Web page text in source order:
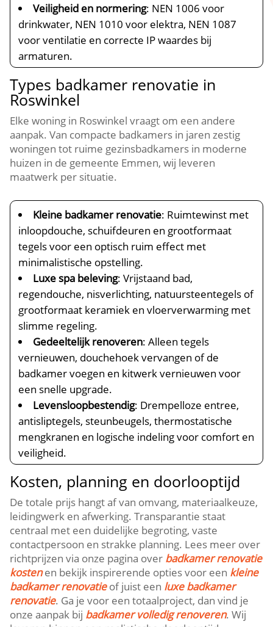
Veiligheid en normering: NEN 1006 voor
drinkwater, NEN 1010 voor elektra, NEN 1087
voor ventilatie en correcte IP waardes bij
armaturen.
Types badkamer renovatie in
Roswinkel
Elke woning in Roswinkel vraagt om een andere
aanpak. Van compacte badkamers in jaren zestig
woningen tot ruime gezinsbadkamers in moderne
huizen in de gemeente Emmen, wij leveren
maatwerk per situatie.
Kleine badkamer renovatie: Ruimtewinst met
inloopdouche, schuifdeuren en grootformaat
tegels voor een optisch ruim effect met
minimalistische opstelling.
Luxe spa beleving: Vrijstaand bad,
regendouche, nisverlichting, natuursteentegels of
grootformaat keramiek en vloerverwarming met
slimme regeling.
Gedeeltelijk renoveren: Alleen tegels
vernieuwen, douchehoek vervangen of de
badkamer voegen en kitwerk vernieuwen voor
een snelle upgrade.
Levensloopbestendig: Drempelloze entree,
antisliptegels, steunbeugels, thermostatische
mengkranen en logische indeling voor comfort en
veiligheid.
Kosten, planning en doorlooptijd
De totale prijs hangt af van omvang, materiaalkeuze,
leidingwerk en afwerking. Transparantie staat
centraal met een duidelijke begroting, vaste
contactpersoon en strakke planning. Lees meer over
richtprijzen via onze pagina over badkamer renovatie
kostenen bekijk inspirerende opties voor een kleine
badkamer renovatieof juist een luxe badkamer
renovatie. Ga je voor een totaalproject, dan vind je
onze aanpak bij badkamer volledig renoveren. Wij